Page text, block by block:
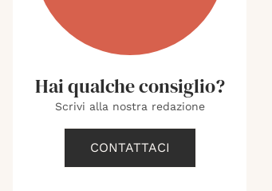
Hai qualche consiglio?
Scrivi alla nostra redazione
CONTATTACI